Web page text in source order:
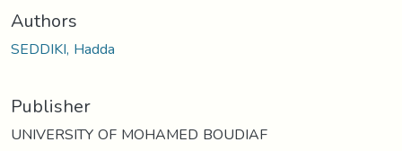
Authors
SEDDIKI, Hadda
Publisher
UNIVERSITY OF MOHAMED BOUDIAF